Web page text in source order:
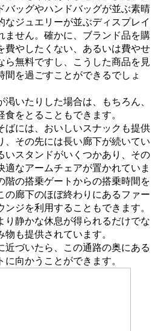
バッグやハンドバッグが並ぶ素晴
なジュエリーが並ぶディスプレイ
ません。確かに、ブランド品を購
費やしたくない、あるいは費やせ
ら無料ですし、こうした商品を見
を過ごすことができるでしょ
いたりした場合は、もちろん、
をとることもできます。
ばには、おいしいスナックも提供
、その先には長い廊下が続いてい
いスタンドがいくつかあり、その
適なアームチェアが置かれていま
階の搭乗ゲートからの搭乗時間を
の廊下のほぼ終わりにあるファー
ジを利用することもできます。
り静かな休息が得られるだけでな
も提供されています。
近づいたら、この通路の奥にある
向かうことができます。